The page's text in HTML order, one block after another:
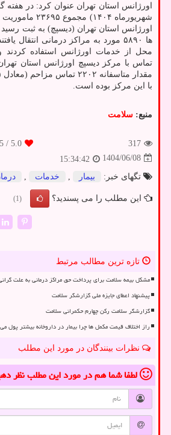
اورژانس استان تهران (دیسپچ) به ثبت
تماس با مرکز دیسپچ اورژانس استان
با این مرکز بوده است.
منبع: سلامت
317
5.0
/ 5
1404/06/08
15:34:42
تگهای خبر:
بیمار خدمات
این مطلب را می پسندید؟ (1)
تازه ترین مطالب مرتبط
مشکل بیمه سلامت برای پرداخت حق مراکز درمانی به علت
پیشنهاد اعطای جایزه ملی گزارشگر سلامت
گزارشگر سلامت رکن چهارم حکمرانی سلامت
راز اختلاف قیمت مکمل ها چرا بیمار در داروخانه بیشتر پول
نظرات بینندگان در مورد این مطلب
لطفا شما همدر مورد این مطلبنظر